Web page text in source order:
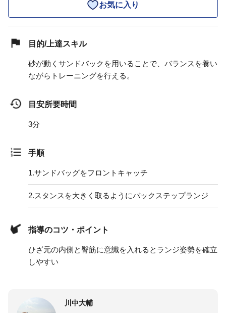
お気に入り
目的/上達スキル
砂が動くサンドバックを用いることで、バランスを養い
ながらトレーニングを行える。
目安所要時間
3分
手順
1.サンドバッグをフロントキャッチ
2.スタンスを大きく取るようにバックステップランジ
指導のコツ・ポイント
ひざ元の内側と臀筋に意識を入れるとランジ姿勢を確立
しやすい
川中大輔